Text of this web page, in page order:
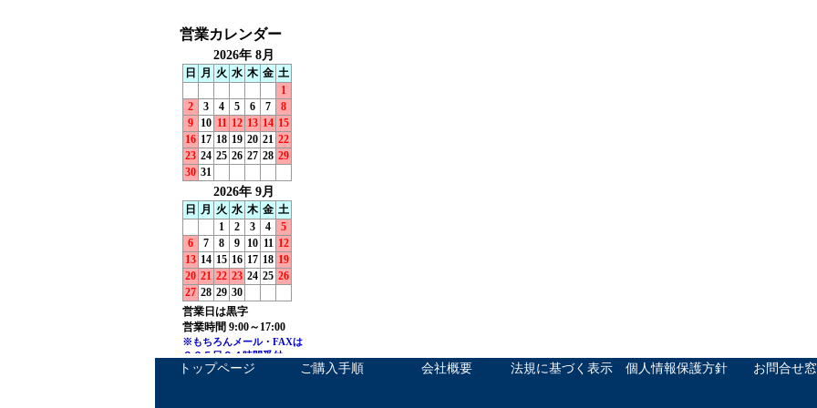
トップページ ご購入手順 会社概要 法規に基づく表示 個人情報保護方針 お問合せ